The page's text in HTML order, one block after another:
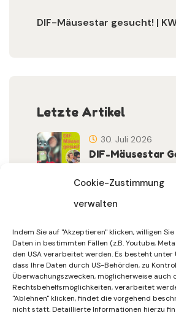
Cookie-Zustimmung
verwalten
Indem Sie auf "Akzeptieren" klicken, willigen
Daten in bestimmten Fällen (z.B. Youtube,
den USA verarbeitet werden. Es besteht unter
dass Ihre Daten durch US-Behörden, zu
Überwachungszwecken, möglicherweise auch
Rechtsbehelfsmöglichkeiten, verarbeitet
"Ablehnen" klicken, findet die vorgehend
nicht statt. Detaillierte Informationen hierzu
DIF-Mäusestar gesucht! |
Letzte Artikel
DIF-Mäusestar
30. Juli 2026
Sommerferien |
30. Juli 2026
Gemeinsames
Setzt Zeichen …
15. Juli 2026